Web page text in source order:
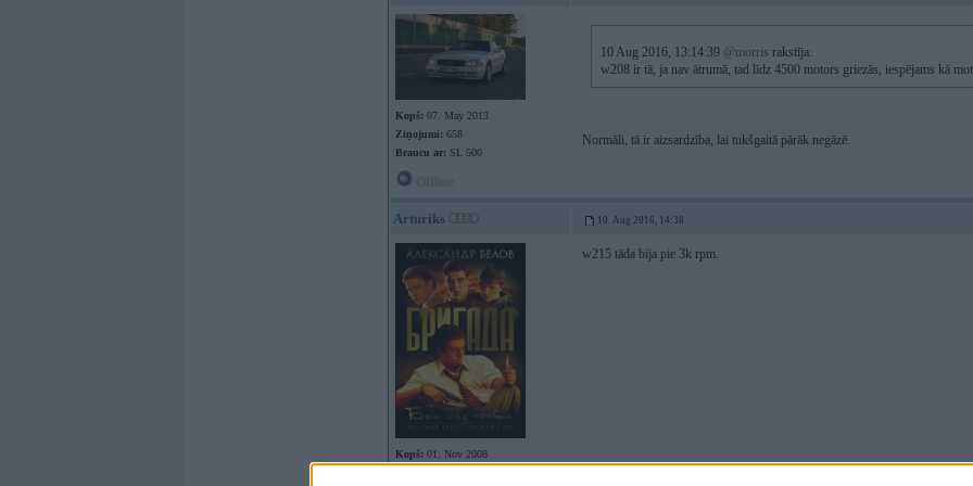
Kopš: 07. May 2013
Ziņojumi: 658
Braucu ar: SL 500
10 Aug 2016, 13:14:39 @morris rakstīja:
w208 ir tā, ja nav ātrumā, tad līdz 4500 motors griezās, iespējams kā
Normāli, tā ir aizsardzība, lai tukšgaitā pārāk negāzē.
Arturiks 10. Aug 2016, 14:38
Kopš: 01. Nov 2008
w215 tāda bija pie 3k rpm.